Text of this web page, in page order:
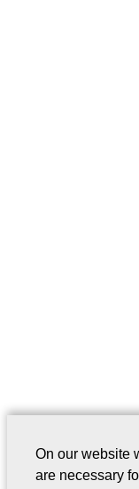
On our website
are necessary